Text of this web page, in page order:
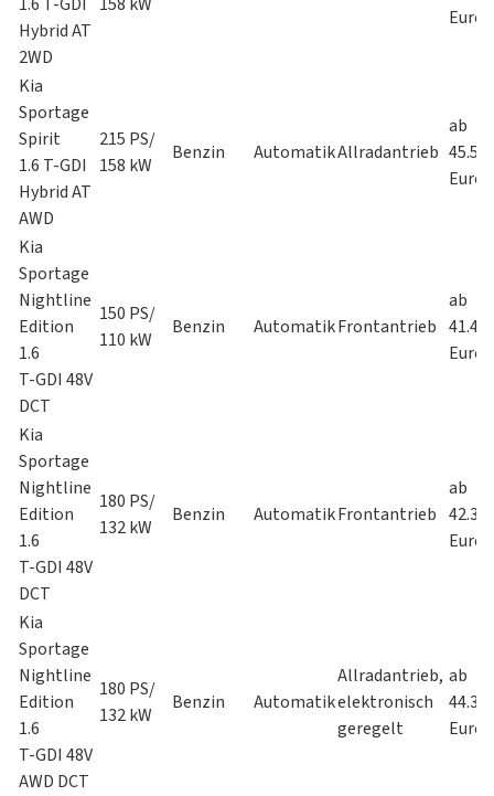
Hybrid AT
2WD
Euro
Kia
Sportage
Spirit
1.6 T-GDI
Hybrid AT
AWD
215 PS/
158 kW
Benzin AutomatikAllradantrieb
ab
Euro
Kia
Sportage
Nightline
Edition
1.6
T-GDI 48V
DCT
150 PS/
110 kW
Benzin AutomatikFrontantrieb
ab
Euro
Kia
Sportage
Nightline
Edition
1.6
T-GDI 48V
DCT
180 PS/
132 kW
Benzin AutomatikFrontantrieb
ab
Euro
Kia
Sportage
Nightline
Edition
1.6
T-GDI 48V
AWD DCT
180 PS/
132 kW
Benzin Automatik
Allradantrieb,
elektronisch
geregelt
ab
Euro